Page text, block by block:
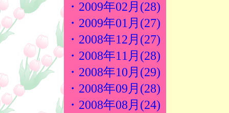
・2009年02月(28)
・2009年01月(27)
・2008年12月(27)
・2008年11月(28)
・2008年10月(29)
・2008年09月(28)
・2008年08月(24)